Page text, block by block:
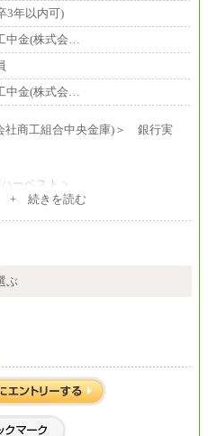
3年以内可)
中金(株式会…
中金(株式会…
社商工組合中央金庫)＞ 銀行実
ーベスト＞
+ 続きを読む
ぶ